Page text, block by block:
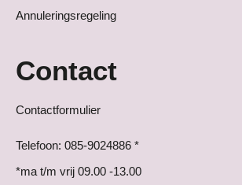
Annuleringsregeling
Contact
Contactformulier
Telefoon: 085-9024886 *
*ma t/m vrij 09.00 -13.00